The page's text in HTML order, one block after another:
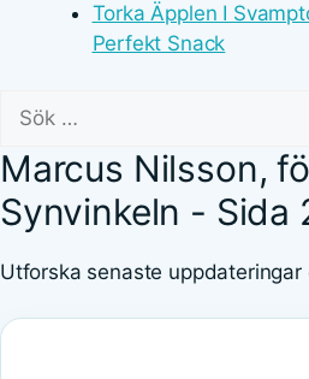
Torka Äpplen I
Perfekt Snack
efter:
Marcus Nilsson,
Synvinkeln - Sida
Utforska senaste uppdateringar